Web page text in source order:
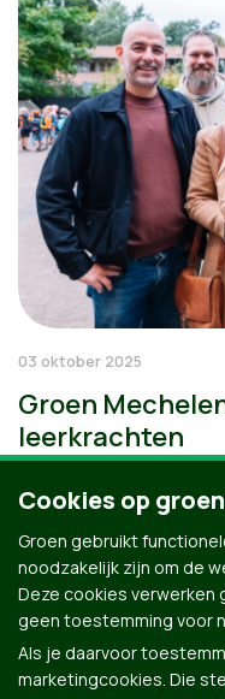
03 oktober 2025
Groen
leerkrachten
Cookies op
Groen gebruikt
noodzakelijk zijn om de
Deze cookies verwerken
geen toestemming voor
Als je daarvoor
marketingcookies. Die